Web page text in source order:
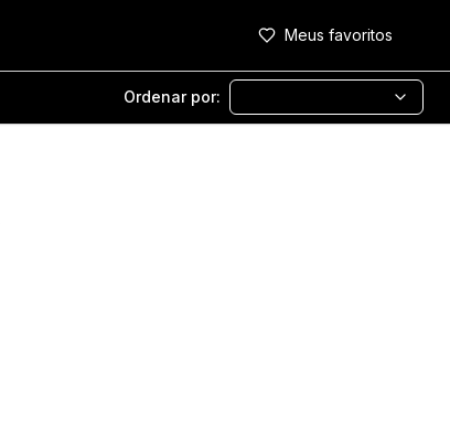
Meus favoritos
Ordenar por: